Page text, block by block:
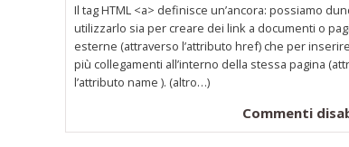
Il tag HTML <a> definisce un’ancora: possiamo
utilizzarlo sia per creare dei link a documenti o
esterne (attraverso l’attributo href) che per
più collegamenti all’interno della stessa pagina
l’attributo name ). (altro…)
Commenti